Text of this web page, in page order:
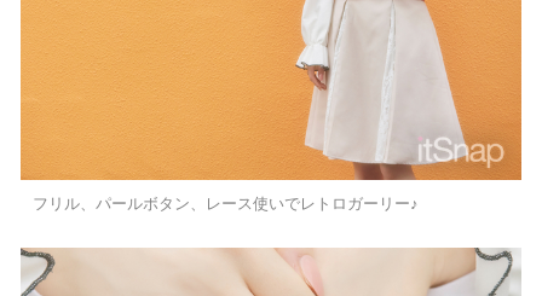
フリル、パールボタン、レース使いでレトロガーリー♪